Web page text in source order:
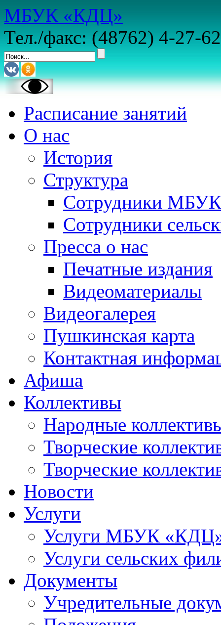
МБУК «КДЦ»
Тел./факс: (48762) 4-27-62
Расписание занятий
О нас
История
Структура
Сотрудники
Сотрудники
Пресса о нас
Печатные издания
Видеоматериалы
Видеогалерея
Пушкинская карта
Контактная
Афиша
Коллективы
Народные
Творческие
Творческие
Новости
Услуги
Услуги МБУК
Услуги сельских
Документы
Учредительные